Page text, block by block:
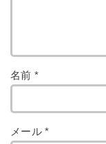
名前 *
メール*